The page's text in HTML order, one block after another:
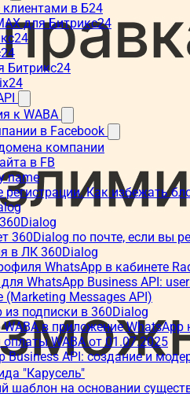
в Б24
для Битрикс24
Битрикс24
к WABA
в Facebook
компании
в FB
name
Как избежать
360Dialog по почте, если вы
в ЛК 360Dialog
WhatsApp в кабинете
WhatsApp Business API:
(Marketing Messages API)
подписки в 360Dialog
в приложение WhatsApp
WABA от 01.07.2025
API: создание и
"Карусель"
шаблон на основании